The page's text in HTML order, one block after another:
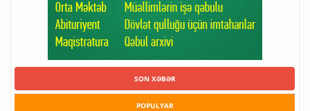
SON XƏBƏR
POPULYAR